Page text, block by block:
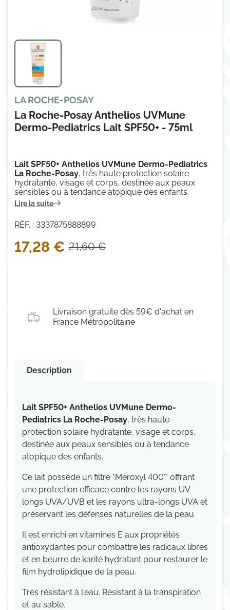
LA ROCHE-POSAY
La Roche-Posay Anthelios UVMune
Dermo-Pediatrics Lait SPF50+ - 75ml
Lait SPF50+ Anthelios UVMune Dermo-Pediatrics
La Roche-Posay, très haute protection solaire
hydratante, visage et corps, destinée aux peaux
sensibles ou à tendance atopique des enfants.
Lire la suite
RÉF. : 3337875888899
17,28 € 21,60 €
Livraison gratuite dès 59€ d'achat en
France Métropolitaine
Description
Lait SPF50+ Anthelios UVMune Dermo-
Pediatrics La Roche-Posay, très haute
protection solaire hydratante, visage et corps,
destinée aux peaux sensibles ou à tendance
atopique des enfants.
Ce lait possède un filtre "Meroxyl 400'" offrant
une protection efficace contre les rayons UV
longs UVA/UVB et les rayons ultra-longs UVA et
préservant les défenses naturelles de la peau.
Il est enrichi en vitamines E aux propriétés
antioxydantes pour combattre les radicaux libres
et en beurre de karité hydratant pour restaurer le
film hydrolipidique de la peau.
Très résistant à l'eau. Résistant à la transpiration
et au sable.